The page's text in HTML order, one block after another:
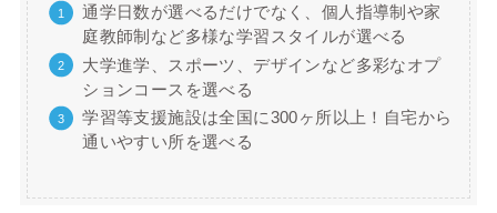
通学日数が選べるだけでなく、個人指導制や家
庭教師制など多様な学習スタイルが選べる
大学進学、スポーツ、デザインなど多彩なオプ
ションコースを選べる
学習等支援施設は全国に300ヶ所以上！自宅から
通いやすい所を選べる